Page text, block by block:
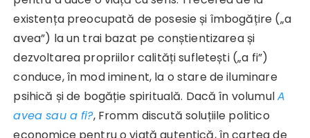
existența preocupată de posesie și îmbogățire („a
avea”) la un trai bazat pe conștientizarea și
dezvoltarea propriilor calități sufletești („a fi”)
conduce, în mod iminent, la o stare de iluminare
psihică și de bogăție spirituală. Dacă în volumulA
avea sau a fi?, Fromm discută soluțiile politico